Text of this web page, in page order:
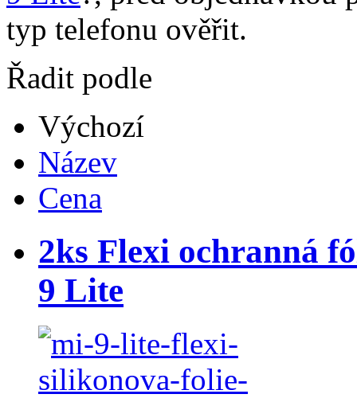
typ telefonu ověřit.
Řadit podle
Výchozí
Název
Cena
2ks Flexi ochranná
9 Lite